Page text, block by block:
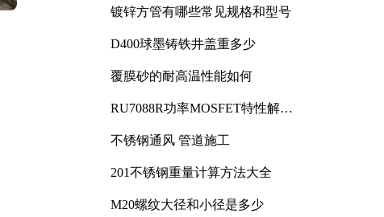
镀锌方管有哪些常见规格和型号
D400球墨铸铁井盖重多少
覆膜砂的耐高温性能如何
RU7088R功率MOSFET特性解析
不锈钢通风 管道施工
201不锈钢重量计算方法大全
M20螺纹大径和小径是多少